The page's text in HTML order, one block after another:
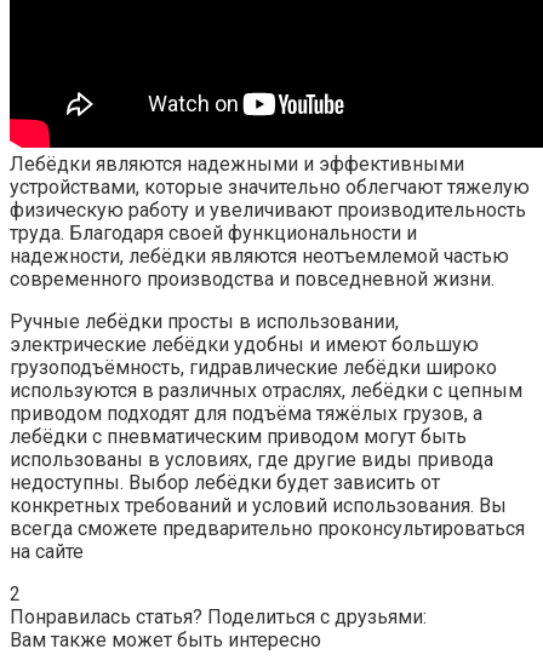
Лебёдки являются надежными и эффективными
устройствами, которые значительно облегчают тяжелую
физическую работу и увеличивают производительность
труда. Благодаря своей функциональности и
надежности, лебёдки являются неотъемлемой частью
современного производства и повседневной жизни.
Ручные лебёдки просты в использовании,
электрические лебёдки удобны и имеют большую
грузоподъёмность, гидравлические лебёдки широко
используются в различных отраслях, лебёдки с цепным
приводом подходят для подъёма тяжёлых грузов, а
лебёдки с пневматическим приводом могут быть
использованы в условиях, где другие виды привода
недоступны. Выбор лебёдки будет зависить от
конкретных требований и условий использования. Вы
всегда сможете предварительно проконсультироваться
на сайте
2
Понравилась статья? Поделиться с друзьями:
Вам также может быть интересно